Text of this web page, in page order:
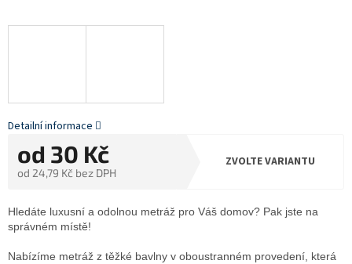
od 30 Kč
od 24,79 Kč bez DPH
ZVOLTE VARIANTU
Hledáte luxusní a odolnou metráž pro Váš domov? Pak jste na
správném místě!
Nabízíme metráž z těžké bavlny v oboustranném provedení, která
Detailní informace